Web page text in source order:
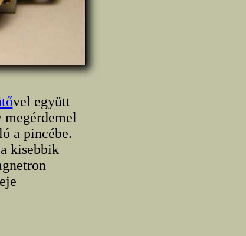
vel együtt
megérdemel
a pincébe.
kisebbik